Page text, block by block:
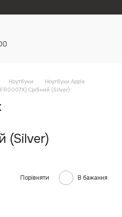
Ноутбуки
Ноутбуки Apple
Срібний (Silver)
(Silver)
Порівняти В бажання